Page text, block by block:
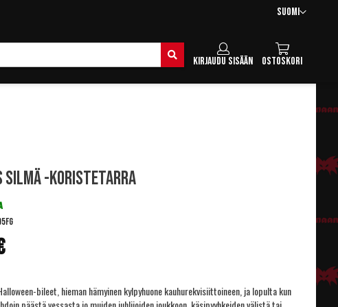
Kieli
Suomi
Ostoskori
Kirjaudu sisään
silmä -koristetarra
bileet, hieman hämyinen kylpyhuone kauhurekvisiittoineen, ja lopulta kun